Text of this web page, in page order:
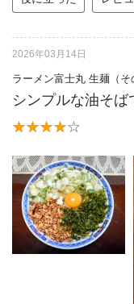
2026年03月14日
ラーメン富士丸 生麺（そ
シンプルな油そば